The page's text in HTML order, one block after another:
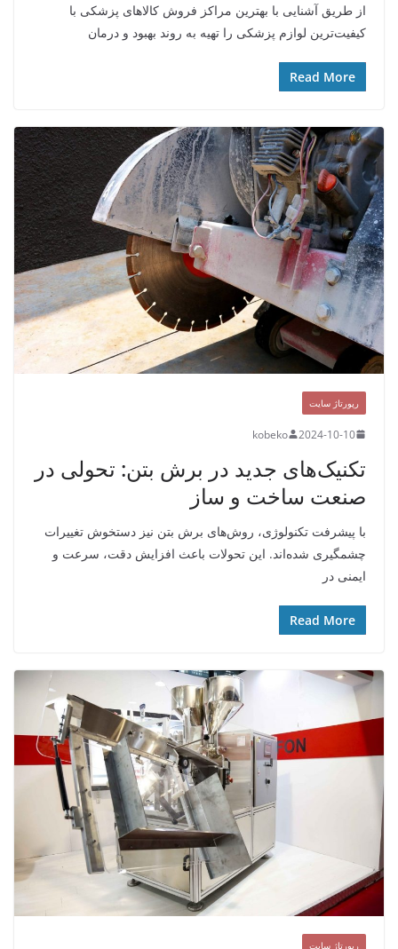
از طریق آشنایی با بهترین مراکز فروش کالاهای پزشکی با
کیفیت‌ترین لوازم پزشکی را تهیه به روند بهبود و درمان
Read More
رپورتاژ سایت
2024-10-10
kobeko
تکنیک‌های جدید در برش بتن: تحولی در
صنعت ساخت و ساز
با پیشرفت تکنولوژی، روش‌های برش بتن نیز دستخوش تغییرات
چشمگیری شده‌اند. این تحولات باعث افزایش دقت، سرعت و
ایمنی در
Read More
رپورتاژ سایت